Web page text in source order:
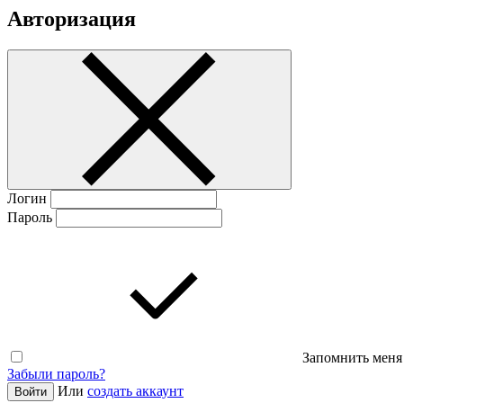
Авторизация
Логин
Пароль
Запомнить меня
Забыли пароль?
Войти Или создать аккаунт